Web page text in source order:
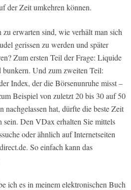
der Zeit umkehren können.
erwarten sind, wie verhält man sich
gerissen zu werden und später
Zum ersten Teil der Frage: Liquide
bunkern. Und zum zweiten Teil:
Index, der die Börsenunruhe misst –
Beispiel von zuletzt 20 bis 30 auf 50
nachgelassen hat, dürfte die beste Zeit
Den VDax erhalten Sie mittels
oder ähnlich auf Internetseiten
So einfach kann das
ich es in meinem elektronischen Buch